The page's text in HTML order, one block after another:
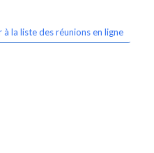
à la liste des réunions en ligne